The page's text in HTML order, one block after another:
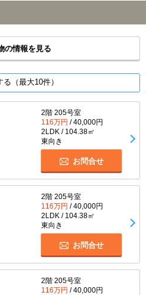
の情報を見る
（最大10件）
2階 205号室
116万円 / 40,000円
2LDK / 104.38㎡
東向き
お問合せ
2階 205号室
116万円 / 40,000円
2LDK / 104.38㎡
東向き
お問合せ
2階 205号室
116万円 / 40,000円